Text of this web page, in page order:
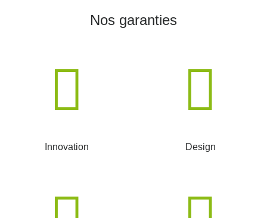
Nos garanties
Innovation Design